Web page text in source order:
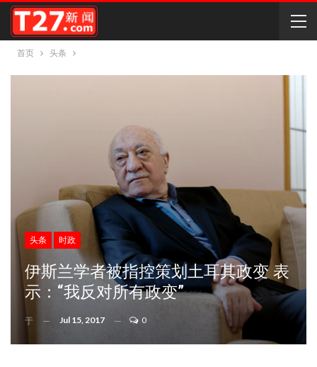
首页 头条
头条 时政
伊斯兰学者被指控策划土耳其政变 表
示：“我反对所有政变”
于 Jul 15, 2017 0